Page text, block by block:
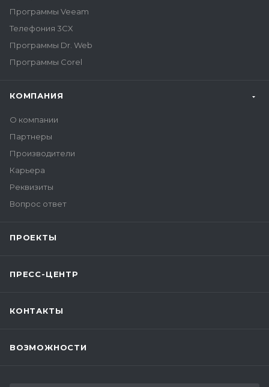
Программы Veeam
Телефония 3CX
Программы Dr. Web
Программы Corel
КОМПАНИЯ
О компании
Партнеры
Производители
Карьера
Реквизиты
Вопрос ответ
ПРОЕКТЫ
ПРЕСС-ЦЕНТР
КОНТАКТЫ
ВОЗМОЖНОСТИ